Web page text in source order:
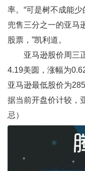
率。“可是树不成能
兜售三分之一的亚马
股票，”凯利道。
亚马逊股价周三
4.19美圆，涨幅为
亚马逊最低股价为
据当前开盘价计较，
忌）